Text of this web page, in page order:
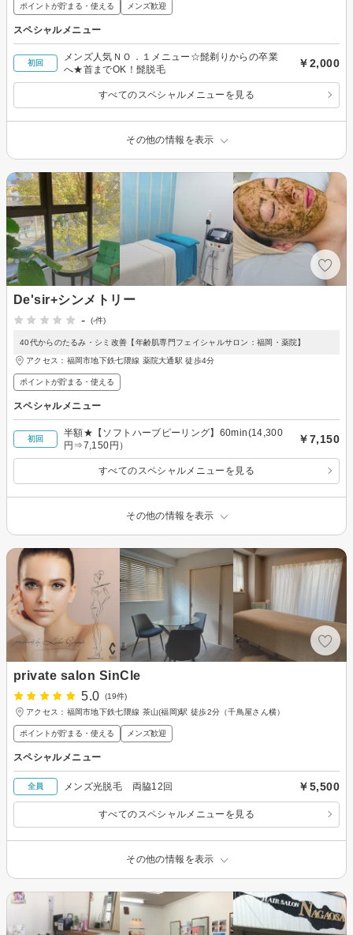
ポイントが貯まる・使える メンズ歓迎
スペシャルメニュー
初回
メンズ人気ＮＯ．１メニュー☆髭剃りからの卒業
へ★首までOK！髭脱毛
￥2,000
すべてのスペシャルメニューを見る
その他の情報を表示
De'sir+シンメトリー
-
(-件)
40代からのたるみ・シミ改善【年齢肌専門フェイシャルサロン：福岡・薬院】
アクセス：福岡市地下鉄七隈線 薬院大通駅 徒歩4分
ポイントが貯まる・使える
スペシャルメニュー
初回
半額★【ソフトハーブピーリング】60min(14,300
円⇒7,150円）
￥7,150
すべてのスペシャルメニューを見る
その他の情報を表示
private salon SinCle
5.0
(19件)
アクセス：福岡市地下鉄七隈線 茶山(福岡)駅 徒歩2分（千鳥屋さん横）
ポイントが貯まる・使える メンズ歓迎
スペシャルメニュー
全員 メンズ光脱毛 両脇12回 ￥5,500
すべてのスペシャルメニューを見る
その他の情報を表示